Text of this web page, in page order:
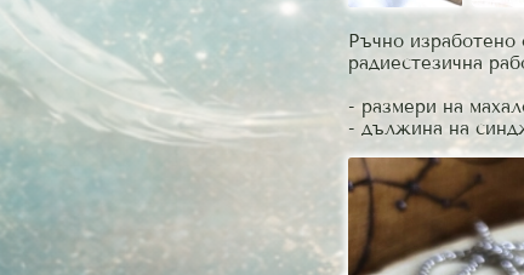
Ръчно изработено
радиестезична
- размери на
- дължина на